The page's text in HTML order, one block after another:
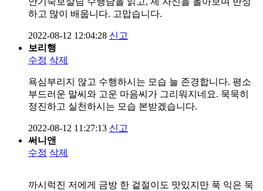
하고 많이 배웁니다. 고맙습니다.
2022-08-12 12:04:28 신고
보리행
수정 삭제
욕심부리지 않고 수행하시는 모습 늘 존경합니다. 평소
부드러운 말씨와 고운 마음씨가 그리워지네요. 묵묵히
정진하고 실천하시는 모습 본받겠습니다.
2022-08-12 11:27:13 신고
써니앤
수정 삭제
까시럭진 저에게 금방 한 겉절이도 맛있지만 푹 익은 묵